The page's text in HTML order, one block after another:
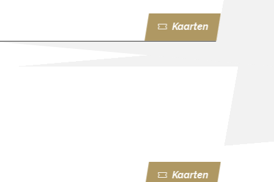
Kaarten
Kaarten